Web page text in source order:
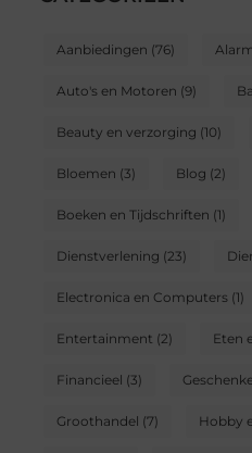
Aanbiedingen (76)
Auto's en Motoren (9)
Beauty en verzorging (10)
Bloemen (3) Blog (2)
Boeken en Tijdschriften (1)
Dienstverlening (23)
Electronica en Computers(1)
Entertainment (2) Eten
Financieel (3)
Groothandel (7) Hobby